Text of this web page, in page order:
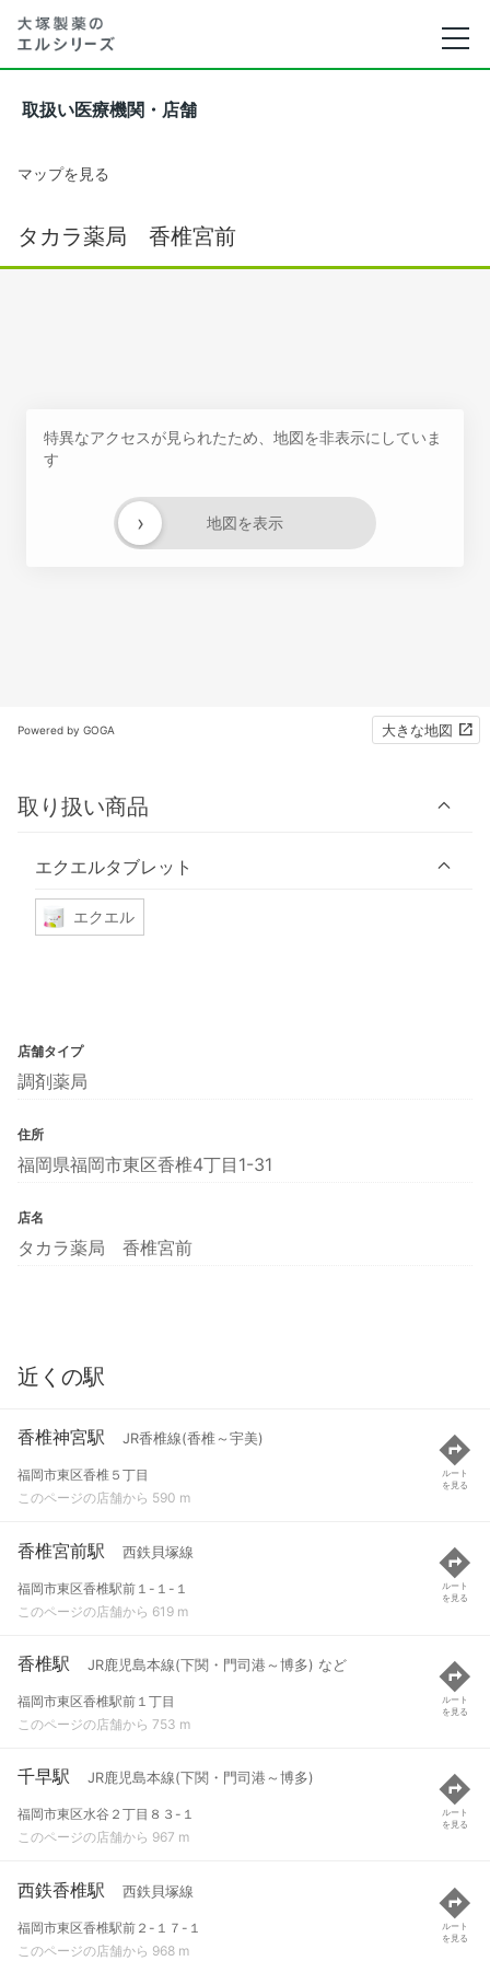
取扱い医療機関・店舗
マップを見る
タカラ薬局 香椎宮前
特異なアクセスが見られたため、地図を非表示にしていま
す
地図を表示
›
Powered by GOGA 大きな地図
取り扱い商品
エクエルタブレット
エクエル
店舗タイプ
調剤薬局
住所
福岡県福岡市東区香椎4丁目1-31
店名
タカラ薬局 香椎宮前
近くの駅
香椎神宮駅 JR香椎線(香椎～宇美)
福岡市東区香椎５丁目
このページの店舗から 590 m
ルート
を見る
香椎宮前駅 西鉄貝塚線
福岡市東区香椎駅前１-１-１
このページの店舗から 619 m
ルート
を見る
香椎駅 JR鹿児島本線(下関・門司港～博多) など
福岡市東区香椎駅前１丁目
このページの店舗から 753 m
ルート
を見る
千早駅 JR鹿児島本線(下関・門司港～博多)
福岡市東区水谷２丁目８３-１
このページの店舗から 967 m
ルート
を見る
西鉄香椎駅 西鉄貝塚線
福岡市東区香椎駅前２-１７-１
このページの店舗から 968 m
ルート
を見る